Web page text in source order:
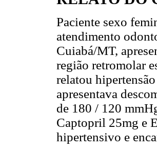
Paciente sexo
atendimento
Cuiabá/MT,
região retromolar
relatou
apresentava
de 180 / 120
Captopril 25mg e
hipertensivo e